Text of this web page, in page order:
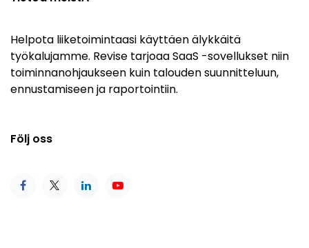
Helpota liiketoimintaasi käyttäen älykkäitä
työkalujamme. Revise tarjoaa SaaS -sovellukset niin
toiminnanohjaukseen kuin talouden suunnitteluun,
ennustamiseen ja raportointiin.
Följ oss